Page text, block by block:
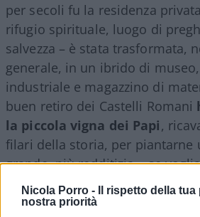
Nicola Porro -
Il rispetto della
nostra priorità
per secoli fu la residenza
rifugio spirituale, luogo di
salvezza – è stata trasformata,
generale, in un ibrido di
industriale e magazzino di
buen retiro dei Castelli Romani
la piccola vigna dei Papi,
filari della storia, per piantarne
grande, più redditizia – se
– a scapito di una parte
boscaglia e fauna autoctona.